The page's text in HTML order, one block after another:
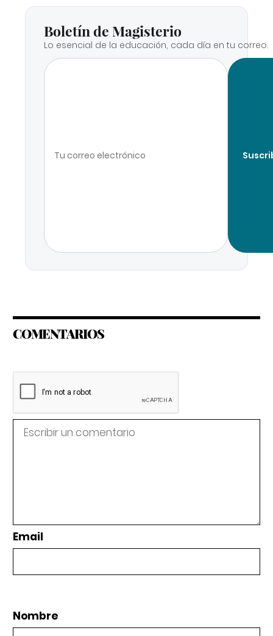
Boletín de Magisterio
Lo esencial de la educación, cada día en tu correo.
COMENTARIOS
Email
Nombre